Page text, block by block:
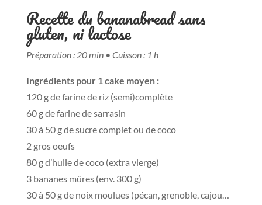
Recette du bananabread sans
gluten, ni lactose
Préparation : 20 min • Cuisson : 1 h
Ingrédients pour 1 cake moyen :
120 g de farine de riz (semi)complète
60 g de farine de sarrasin
30 à 50 g de sucre complet ou de coco
2 gros oeufs
80 g d’huile de coco (extra vierge)
3 bananes mûres (env. 300 g)
30 à 50 g de noix moulues (pécan, grenoble, cajou…